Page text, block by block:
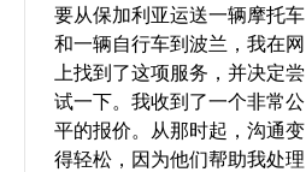
要从保加利亚运送一辆摩托车
和一辆自行车到波兰，我在网
上找到了这项服务，并决定尝
试一下。我收到了一个非常公
平的报价。从那时起，沟通变
得轻松，因为他们帮助我处理